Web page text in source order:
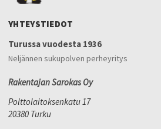
YHTEYSTIEDOT
Turussa vuodesta 1936
Neljännen sukupolven perheyritys
Rakentajan Sarokas Oy
Polttolaitoksenkatu 17
20380 Turku